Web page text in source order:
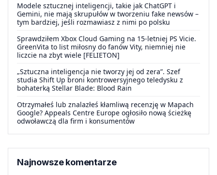
Modele sztucznej inteligencji, takie jak ChatGPT i
Gemini, nie mają skrupułów w tworzeniu fake newsów –
tym bardziej, jeśli rozmawiasz z nimi po polsku
Sprawdziłem Xbox Cloud Gaming na 15-letniej PS Vicie.
GreenVita to list miłosny do fanów Vity, niemniej nie
liczcie na zbyt wiele [FELIETON]
„Sztuczna inteligencja nie tworzy jej od zera”. Szef
studia Shift Up broni kontrowersyjnego teledysku z
bohaterką Stellar Blade: Blood Rain
Otrzymałeś lub znalazłeś kłamliwą recenzję w Mapach
Google? Appeals Centre Europe ogłosiło nową ścieżkę
odwoławczą dla firm i konsumentów
Najnowsze komentarze